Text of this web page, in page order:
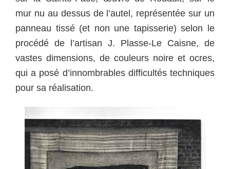
mur nu au dessus de l’autel, représentée sur un
panneau tissé (et non une tapisserie) selon le
procédé de l’artisan J. Plasse-Le Caisne, de
vastes dimensions, de couleurs noire et ocres,
qui a posé d’innombrables difficultés techniques
pour sa réalisation.